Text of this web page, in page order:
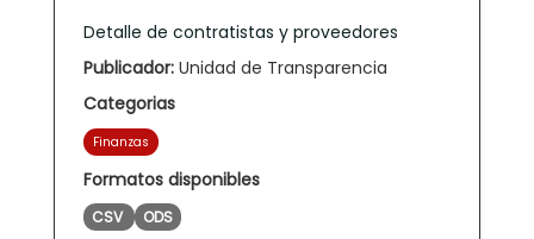
Detalle de contratistas y proveedores
Publicador: Unidad de Transparencia
Categorias
Finanzas
Formatos disponibles
CSV ODS